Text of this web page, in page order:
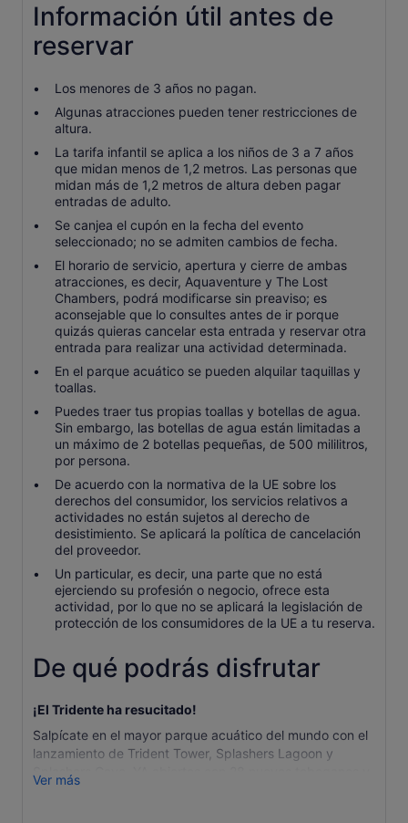
Información útil antes de
reservar
Los menores de 3 años no pagan.
Algunas atracciones pueden tener restricciones de
altura.
La tarifa infantil se aplica a los niños de 3 a 7 años
que midan menos de 1,2 metros. Las personas que
midan más de 1,2 metros de altura deben pagar
entradas de adulto.
Se canjea el cupón en la fecha del evento
seleccionado; no se admiten cambios de fecha.
El horario de servicio, apertura y cierre de ambas
atracciones, es decir, Aquaventure y The Lost
Chambers, podrá modificarse sin preaviso; es
aconsejable que lo consultes antes de ir porque
quizás quieras cancelar esta entrada y reservar otra
entrada para realizar una actividad determinada.
En el parque acuático se pueden alquilar taquillas y
toallas.
Puedes traer tus propias toallas y botellas de agua.
Sin embargo, las botellas de agua están limitadas a
un máximo de 2 botellas pequeñas, de 500 mililitros,
por persona.
De acuerdo con la normativa de la UE sobre los
derechos del consumidor, los servicios relativos a
actividades no están sujetos al derecho de
desistimiento. Se aplicará la política de cancelación
del proveedor.
Un particular, es decir, una parte que no está
ejerciendo su profesión o negocio, ofrece esta
actividad, por lo que no se aplicará la legislación de
protección de los consumidores de la UE a tu reserva.
De qué podrás disfrutar
¡El Tridente ha resucitado!
Salpícate en el mayor parque acuático del mundo con el
lanzamiento de Trident Tower, Splashers Lagoon y
Splashers Cove, YA abiertos con 28 nuevos toboganes y
atracciones que baten récords. El parque acuático
Ver más